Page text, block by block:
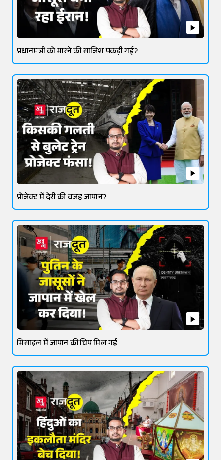
प्रधानमंत्री को मारने की साजिश पकड़ी गई?
प्रोजेक्ट में देरी की वजह जापान?
मिसाइल में जापान की चिप मिल गई